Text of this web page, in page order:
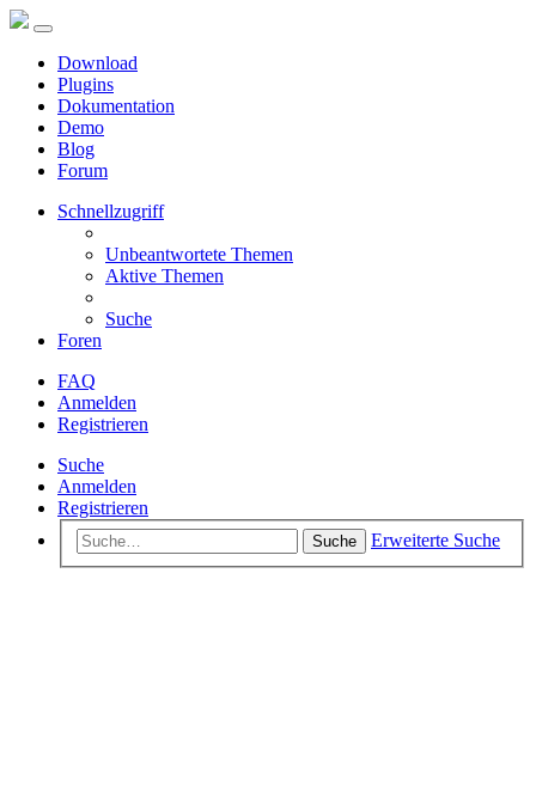
Download
Plugins
Dokumentation
Demo
Blog
Forum
Schnellzugriff
Unbeantwortete Themen
Aktive Themen
Suche
Foren
FAQ
Anmelden
Registrieren
Suche
Anmelden
Registrieren
Suche Erweiterte Suche